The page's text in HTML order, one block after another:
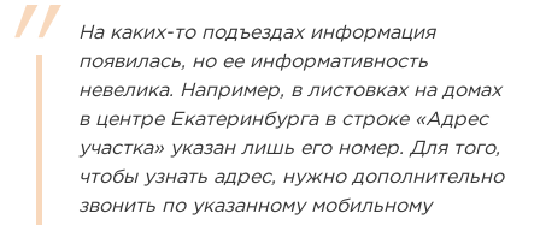
На каких-то подъездах информация
появилась, но ее информативность
невелика. Например, в листовках на домах
в центре Екатеринбурга в строке «Адрес
участка» указан лишь его номер. Для того,
чтобы узнать адрес, нужно дополнительно
звонить по указанному мобильному